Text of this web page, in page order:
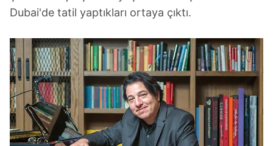
Dubai'de tatil yaptıkları ortaya çıktı.